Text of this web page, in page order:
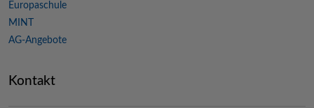
Europaschule
MINT
AG-Angebote
Kontakt